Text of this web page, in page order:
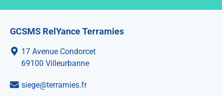
GCSMS RelYance Terramies
17 Avenue Condorcet
69100 Villeurbanne
siege@terramies.fr